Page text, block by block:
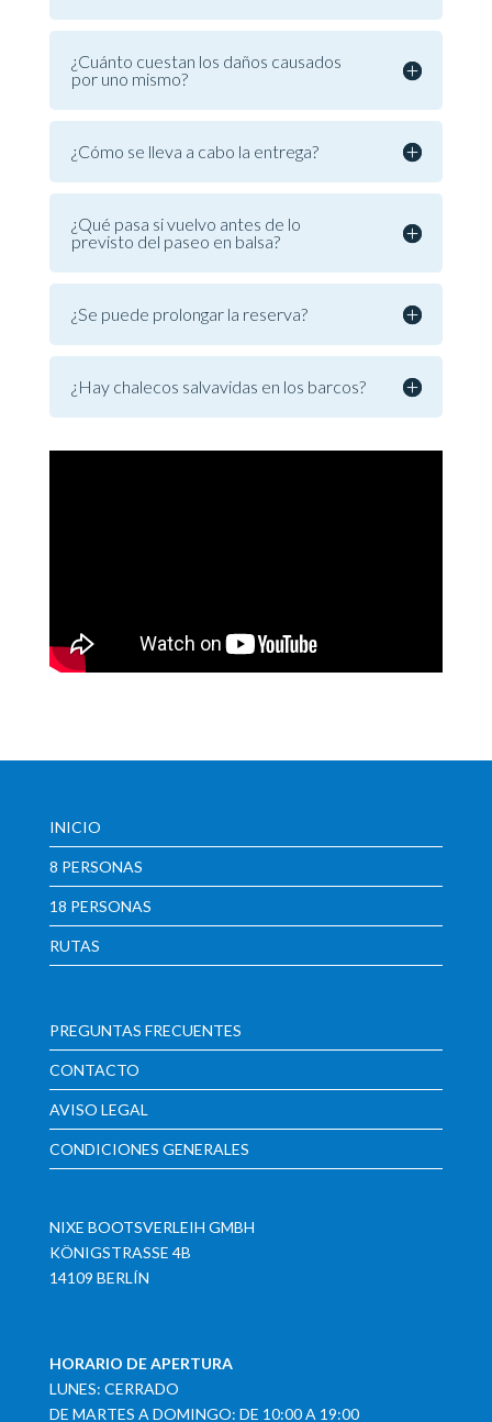
¿Cuánto cuestan los daños causados
por uno mismo?
¿Cómo se lleva a cabo la entrega?
¿Qué pasa si vuelvo antes de lo
previsto del paseo en balsa?
¿Se puede prolongar la reserva?
¿Hay chalecos salvavidas en los barcos?
INICIO
8 PERSONAS
18 PERSONAS
RUTAS
PREGUNTAS FRECUENTES
CONTACTO
AVISO LEGAL
CONDICIONES GENERALES
NIXE BOOTSVERLEIH GMBH
KÖNIGSTRASSE 4B
14109 BERLÍN
HORARIO DE APERTURA
LUNES: CERRADO
DE MARTES A DOMINGO: DE 10:00 A 19:00